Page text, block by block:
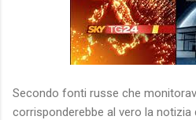
Secondo fonti russe che
corrisponderebbe al vero la